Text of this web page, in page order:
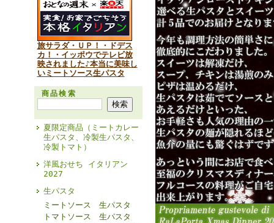
旅サラダ・ＵＰ！・ドデス
カ！・イッポウでテレビ放
映されました♪本当に美味し
いミートソース生パスタ
商品検索
夏限定商品（ミートカレー
生パスタ、冷製生パスタ、
冷製トマト）
洋風おせち イタリアン
2027
生パスタ
ミートソース 生パスタ
トマトソース 生パスタ